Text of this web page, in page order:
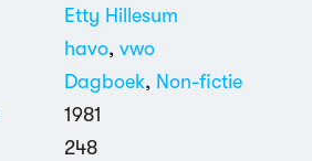
Etty Hillesum
havo, vwo
Dagboek, Non-fictie
1981
248